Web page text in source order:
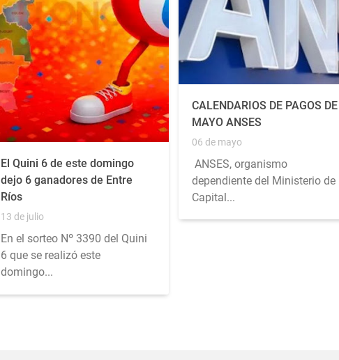
El Quini 6 de este domingo
dejo 6 ganadores de Entre
Ríos
13 de julio
En el sorteo Nº 3390 del Quini
6 que se realizó este
domingo...
CALENDARIOS DE PAGOS DE
MAYO ANSES
06 de mayo
ANSES, organismo
dependiente del Ministerio de
Capital...